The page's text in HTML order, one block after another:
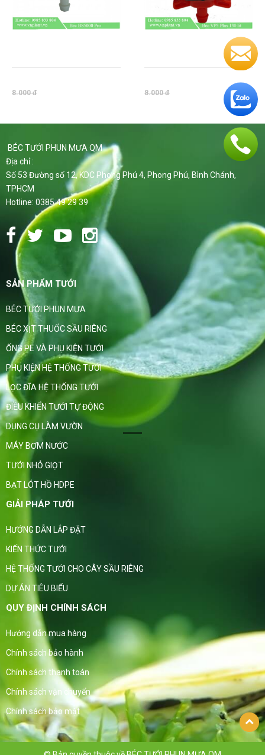
8.000 đ
BÉC TƯỚI CÂY TẠI GỐC VP3
8.000 đ
BÉC TƯỚI PHUN MƯA QM
Địa chỉ :
Số 53 Đường số 12, KDC Phong Phú 4, Phong Phú, Bình Chánh,
TPHCM
Hotline: 0385 49 29 39
SẢN PHẨM TƯỚI
BÉC TƯỚI PHUN MƯA
BÉC XỊT THUỐC SẦU RIÊNG
ỐNG PE VÀ PHỤ KIỆN TƯỚI
PHỤ KIỆN HỆ THỐNG TƯỚI
LỌC ĐĨA HỆ THỐNG TƯỚI
ĐIỀU KHIỂN TƯỚI TỰ ĐỘNG
DỤNG CỤ LÀM VƯỜN
MÁY BƠM NƯỚC
TƯỚI NHỎ GIỌT
BẠT LÓT HỒ HDPE
GIẢI PHÁP TƯỚI
HƯỚNG DẪN LẮP ĐẶT
KIẾN THỨC TƯỚI
HỆ THỐNG TƯỚI CHO CÂY SẦU RIÊNG
DỰ ÁN TIÊU BIỂU
QUY ĐỊNH CHÍNH SÁCH
Hướng dẫn mua hàng
Chính sách bảo hành
Chính sách thanh toán
Chính sách vận chuyển
Chính sách bảo mật